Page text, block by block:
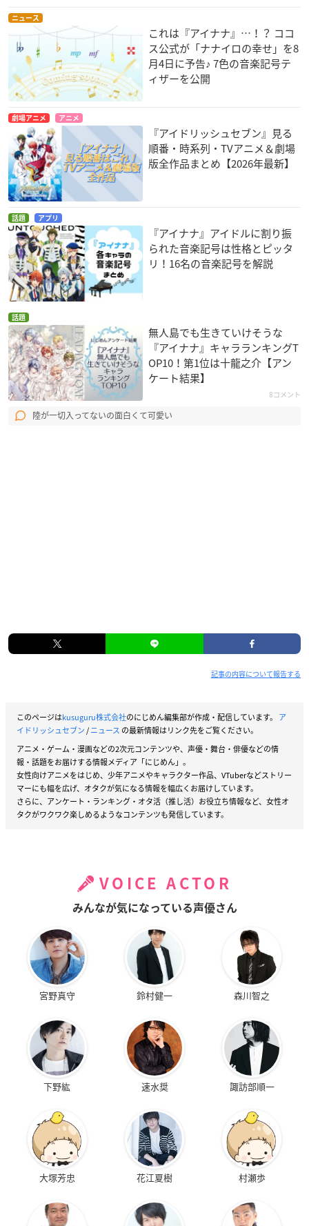
ニュース
これは『アイナナ』…！？ ココ
ス公式が「ナナイロの幸せ」を8
月4日に予告♪ 7色の音楽記号テ
ィザーを公開
劇場アニメ アニメ
『アイドリッシュセブン』見る
順番・時系列・TVアニメ＆劇場
版全作品まとめ【2026年最新】
話題 アプリ
『アイナナ』アイドルに割り振
られた音楽記号は性格とピッタ
リ！16名の音楽記号を解説
話題
無人島でも生きていけそうな
『アイナナ』キャラランキングT
OP10！第1位は十龍之介【アン
ケート結果】
8コメント
陸が一切入ってないの面白くて可愛い
記事の内容について報告する
このページはkusuguru株式会社のにじめん編集部が作成・配信しています。 ア
イドリッシュセブン/ニュース の最新情報はリンク先をご覧ください。
アニメ・ゲーム・漫画などの2次元コンテンツや、声優・舞台・俳優などの情
報・話題をお届けする情報メディア「にじめん」。
女性向けアニメをはじめ、少年アニメやキャラクター作品、VTuberなどストリー
マーにも幅を広げ、オタクが気になる情報を幅広くお届けしています。
さらに、アンケート・ランキング・オタ活（推し活）お役立ち情報など、女性オ
タクがワクワク楽しめるようなコンテンツも発信しています。
VOICE ACTOR
みんなが気になっている声優さん
宮野真守 鈴村健一 森川智之
下野紘 速水奨 諏訪部順一
大塚芳忠 花江夏樹 村瀬歩